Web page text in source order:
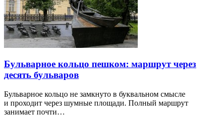
Бульварное кольцо пешком: маршрут через
десять бульваров
Бульварное кольцо не замкнуто в буквальном смысле
и проходит через шумные площади. Полный маршрут
занимает почти…